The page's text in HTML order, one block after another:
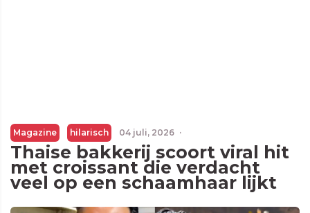
Magazine hilarisch 04 juli, 2026 ·
Thaise bakkerij scoort viral hit
met croissant die verdacht
veel op een schaamhaar lijkt